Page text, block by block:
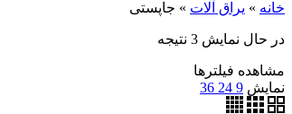
خانه » یراق آلات » جاپستی
در حال نمایش 3 نتیجه
مشاهده فیلترها
نمایش 9
24
36